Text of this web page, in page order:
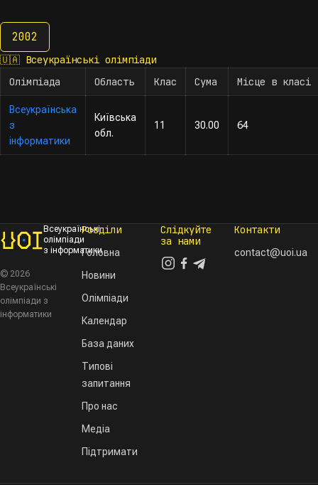
2002
2002
🇺🇦 Всеукраїнські олімпіади
Олімпіада
Область Клас Сума Місце в класі
Всеукраїнська
з
інформатики
Київська
обл.
11 30.00 64
Всеукраїнські
олімпіади
з інформатики
© 2026
Всеукраїнські
олімпіади з
інформатики
Розділи
Головна
Новини
Олімпіади
Календар
База даних
Типові
запитання
Про нас
Медіа
Підтримати
Слідкуйте
за нами
Контакти
contact@uoi.ua